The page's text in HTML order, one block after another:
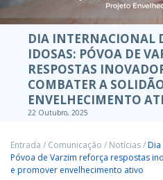
DIA INTERNACIONAL
IDOSAS: PÓVOA DE
RESPOSTAS
COMBATER A
ENVELHECIMENTO
22 Outubro, 2025
Entrada / Comunicação / Notícias/Dia
Póvoa de Varzim reforça respostas
e promover envelhecimento ativo